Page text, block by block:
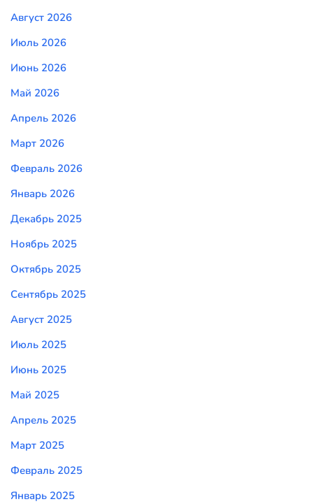
Август 2026
Июль 2026
Июнь 2026
Май 2026
Апрель 2026
Март 2026
Февраль 2026
Январь 2026
Декабрь 2025
Ноябрь 2025
Октябрь 2025
Сентябрь 2025
Август 2025
Июль 2025
Июнь 2025
Май 2025
Апрель 2025
Март 2025
Февраль 2025
Январь 2025